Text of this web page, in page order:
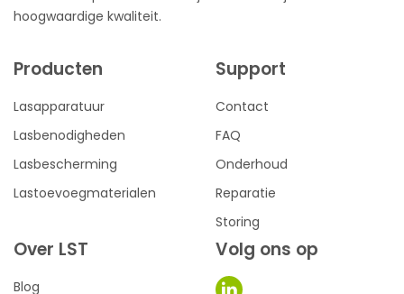
hoogwaardige kwaliteit.
Producten
Lasapparatuur
Lasbenodigheden
Lasbescherming
Lastoevoegmaterialen
Support
Contact
FAQ
Onderhoud
Reparatie
Storing
Over LST
Blog
Volg ons op